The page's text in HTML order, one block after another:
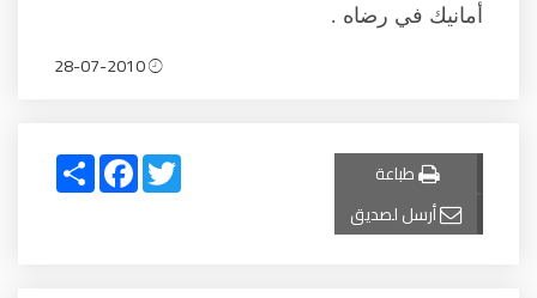
أمانيك في رضاه .
طباعة
أرسل لصديق
Share
FacebookTwitter